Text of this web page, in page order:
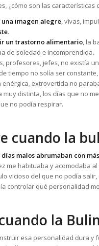
¿cómo son las características
imagen alegre, vivas,
.
un trastorno alimentario, la
de soledad e incomprendida.
profesores, jefes, no existía
tiempo no solía ser
enérgica, extrovertida no
muy distinta, los días que no
no podía respirar.
cuando la
días malos abrumaban con
me habituaba y acomodaba
vicioso del que no podía salir,
controlar qué personalidad
la
esa personalidad dura